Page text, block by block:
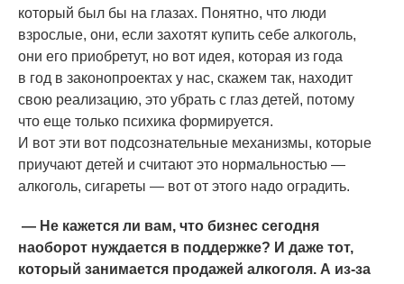
который был бы на глазах. Понятно, что люди
взрослые, они, если захотят купить себе алкоголь,
они его приобретут, но вот идея, которая из года
в год в законопроектах у нас, скажем так, находит
свою реализацию, это убрать с глаз детей, потому
что еще только психика формируется.
И вот эти вот подсознательные механизмы, которые
приучают детей и считают это нормальностью —
алкоголь, сигареты — вот от этого надо оградить.
— Не кажется ли вам, что бизнес сегодня
наоборот нуждается в поддержке? И даже тот,
который занимается продажей алкоголя. А из-за